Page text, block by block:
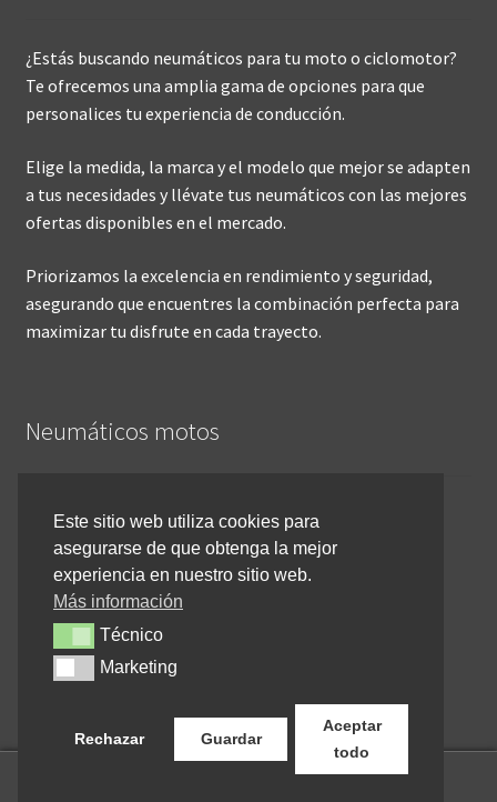
¿Estás buscando neumáticos para tu moto o ciclomotor?
Te ofrecemos una amplia gama de opciones para que
personalices tu experiencia de conducción.
Elige la medida, la marca y el modelo que mejor se adapten
a tus necesidades y llévate tus neumáticos con las mejores
ofertas disponibles en el mercado.
Priorizamos la excelencia en rendimiento y seguridad,
asegurando que encuentres la combinación perfecta para
maximizar tu disfrute en cada trayecto.
Neumáticos motos
Inicio
Cómo comprar online
Devoluciones y reembolsos
Cancelar pedido
Contacto
Este sitio web utiliza cookies para
asegurarse de que obtenga la mejor
experiencia en nuestro sitio web.
Más información
TécnicoTécnico
MarketingMarketing
Rechazar Guardar
Aceptar
todo